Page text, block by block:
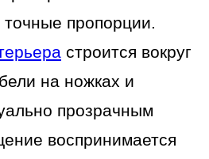
пропорции.
строится вокруг
на ножках и
прозрачным
воспринимается